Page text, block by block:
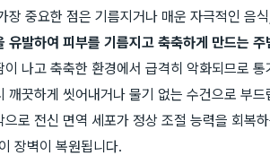
장 중요한 점은 기름지거나 매운 자극적인 음
유발하여 피부를 기름지고 축축하게 만드는 주
나고 축축한 환경에서 급격히 악화되므로
깨끗하게 씻어내거나 물기 없는 수건으로 부
로 전신 면역 세포가 정상 조절 능력을 회복
장벽이 복원됩니다.